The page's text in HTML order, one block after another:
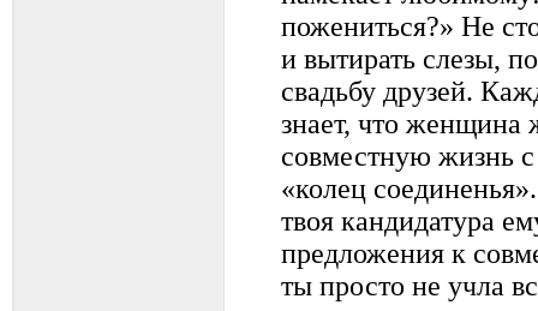
пожениться?» Не
и вытирать слезы,
свадьбу друзей.
знает, что женщина
совместную жизнь
«колец
твоя кандидатура
предложения к
ты просто не учла